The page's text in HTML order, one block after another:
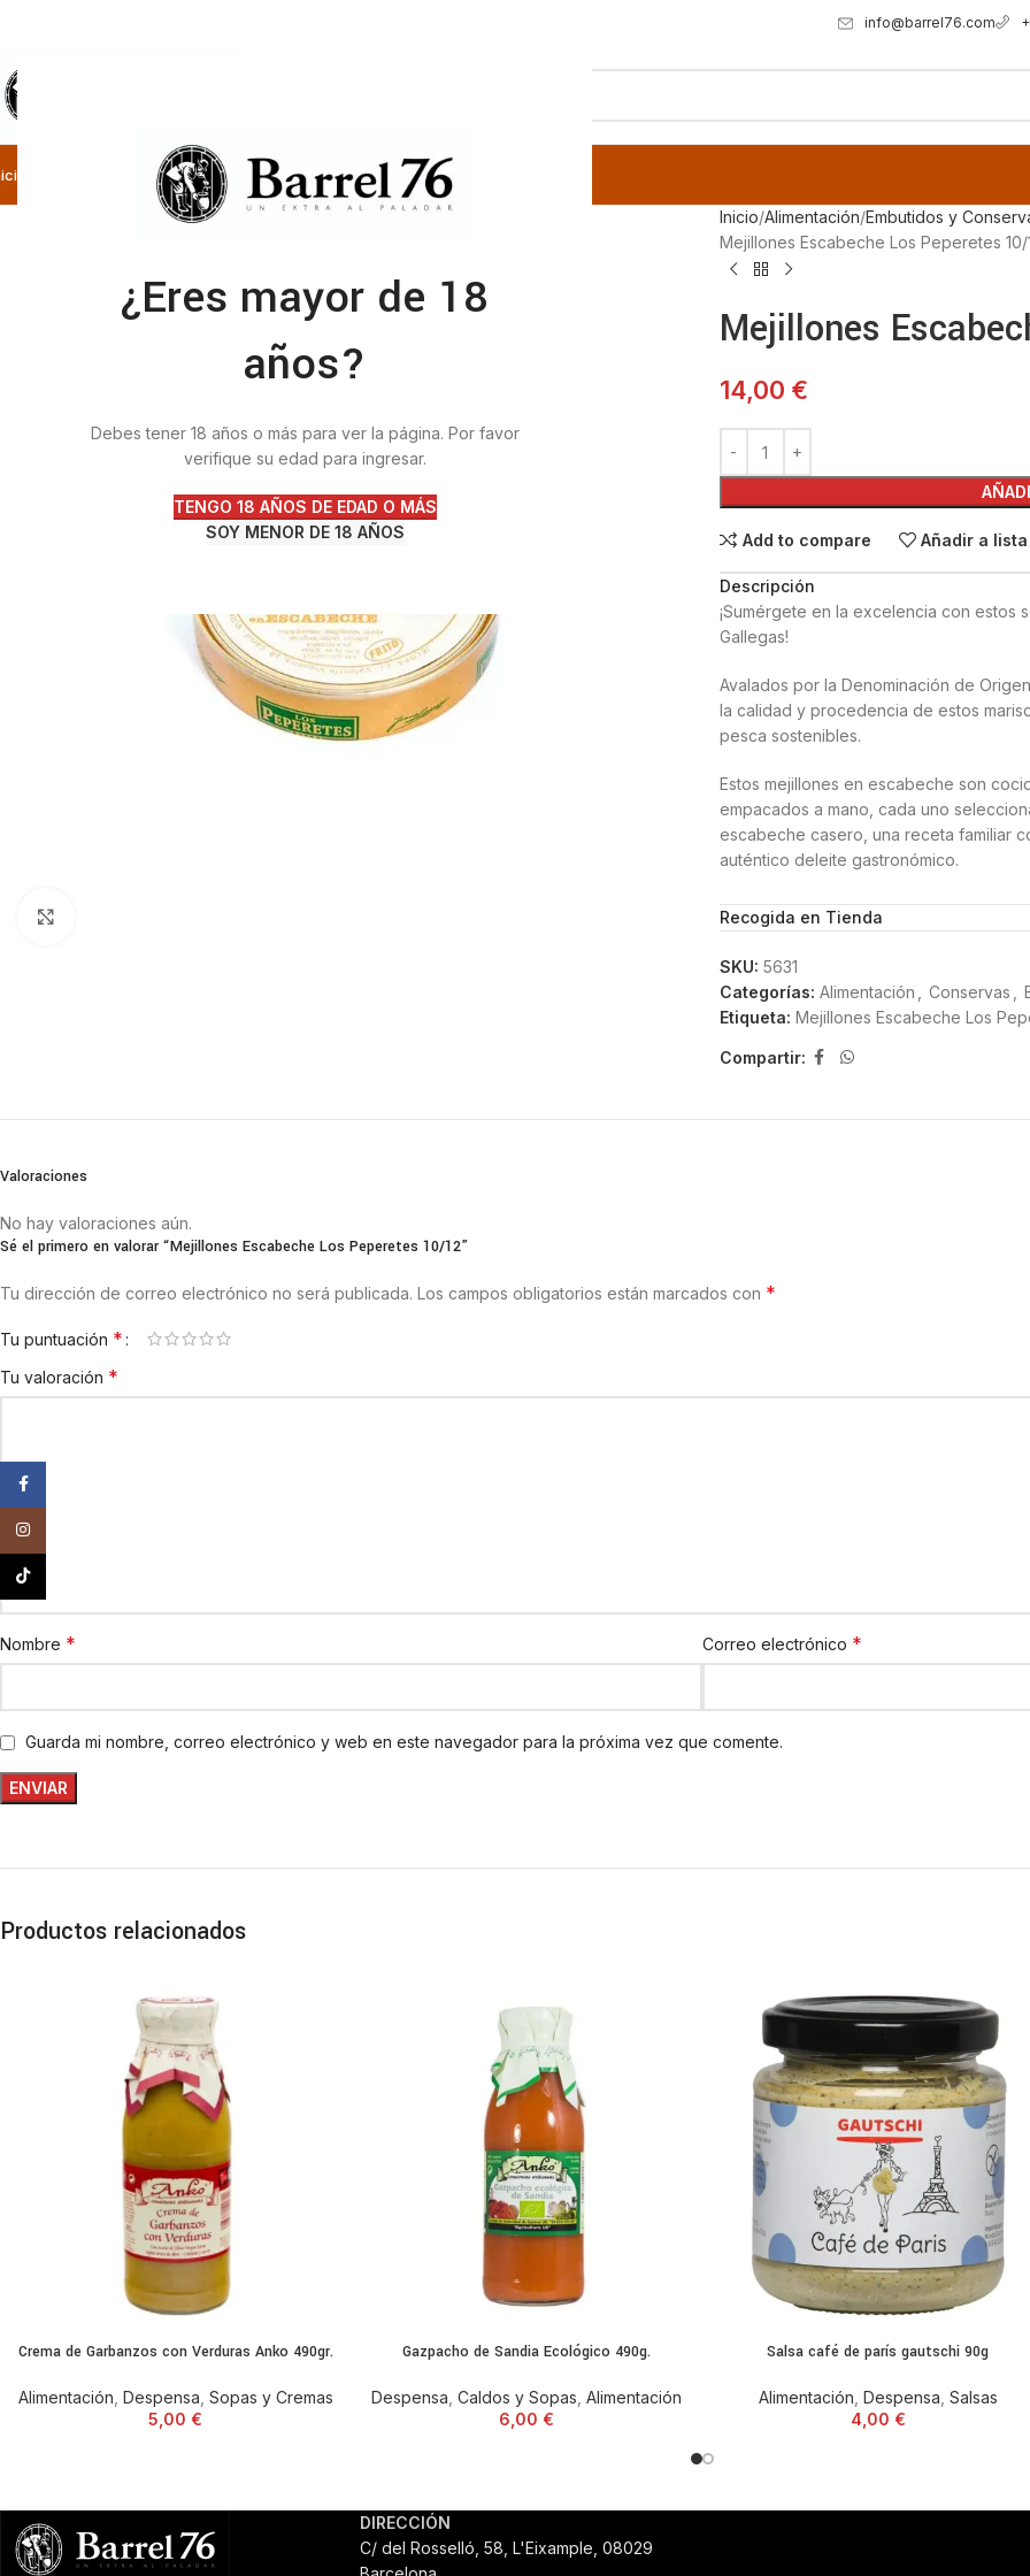
¿Eres mayor de 18
años?
Debes tener 18 años o más para ver la página. Por favor
verifique su edad para ingresar.
TENGO 18 AÑOS DE EDAD O MÁS
SOY MENOR DE 18 AÑOS
info@barrel76.com
CategoríasTiendaContacto
Inicio Alimentación Embutidos y
Mejillones Escabeche Los Peperetes 10/
Mejillones
14,00 €
Add to compare Añadir a
Descripción
¡Sumérgete en la excelencia con estos
Gallegas!
Avalados por la Denominación de
la calidad y procedencia de estos
pesca sostenibles.
Estos mejillones en escabeche son
empacados a mano, cada uno
escabeche casero, una receta familiar
auténtico deleite gastronómico.
Cada bocado de nuestros mejillones
del marisco gallego, una lata de
Certificado por Artesanía Alimentaria y
FDA. Ingredientes: Mejillón (molusco-
pimentón y sal. Posibles trazas de
Recogida en Tienda
SKU: 5631
Categorías: Alimentación Conservas
Etiqueta: Mejillones Escabeche Los
Compartir:
Valoraciones
No hay valoraciones aún.
Sé el primero en valorar “Mejillones Escabeche Los Peperetes 10/12”
Tu dirección de correo electrónico no será publicada. Los campos obligatorios están marcados con *
Tu puntuación *
Tu valoración *
Nombre * Correo electrónico *
Guarda mi nombre, correo electrónico y web en este navegador para la próxima vez que comente.
Productos relacionados
Crema de Garbanzos con Verduras Anko 490gr.
Alimentación Despensa Sopas y Cremas
5,00 €
Gazpacho de Sandia Ecológico 490g.
Despensa ,Caldos y Sopas ,Alimentación
6,00 €
Salsa café de parís gautschi 90g
Alimentación Despensa Salsas
4,00 €
DIRECCIÓN
C/ del Rosselló, 58, L'Eixample, 08029